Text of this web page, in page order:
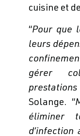
cuisine et
“Pour que
leurs
gérer
Solange. “
éliminer
d’infection